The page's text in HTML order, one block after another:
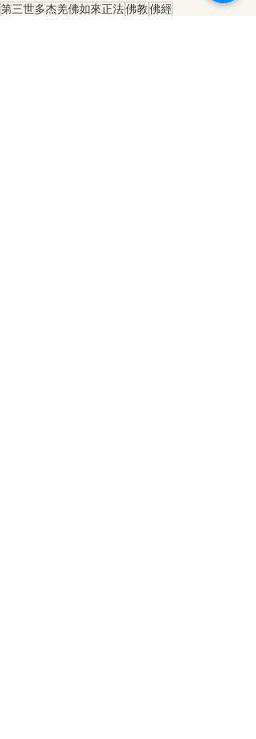
第三世多杰羌佛如來正法佛教佛經